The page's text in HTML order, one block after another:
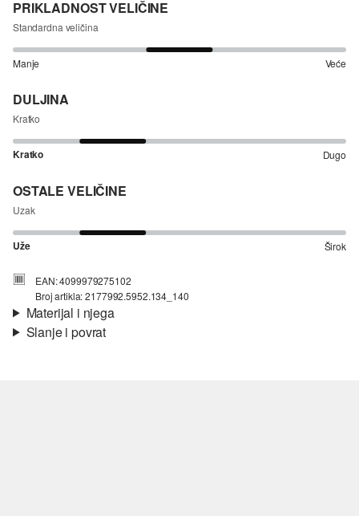
PRIKLADNOST VELIČINE
Standardna veličina
Manje Veće
DULJINA
Kratko
Kratko Dugo
OSTALE VELIČINE
Uzak
Uže Širok
EAN: 4099979275102
Broj artikla: 2177992.5952.134_140
Materijal i njega
Slanje i povrat